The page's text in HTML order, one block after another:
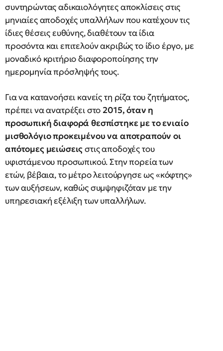
συντηρώντας αδικαιολόγητες αποκλίσεις στις
μηνιαίες αποδοχές υπαλλήλων που κατέχουν τις
ίδιες θέσεις ευθύνης, διαθέτουν τα ίδια
προσόντα και επιτελούν ακριβώς το ίδιο έργο, με
μοναδικό κριτήριο διαφοροποίησης την
ημερομηνία πρόσληψής τους.
Για να κατανοήσει κανείς τη ρίζα του ζητήματος,
πρέπει να ανατρέξει στο 2015, όταν η
προσωπική διαφορά θεσπίστηκε με το ενιαίο
μισθολόγιο προκειμένου να αποτραπούν οι
απότομες μειώσειςστις αποδοχές του
υφιστάμενου προσωπικού. Στην πορεία των
ετών, βέβαια, το μέτρο λειτούργησε ως «κόφτης»
των αυξήσεων, καθώς συμψηφιζόταν με την
υπηρεσιακή εξέλιξη των υπαλλήλων.